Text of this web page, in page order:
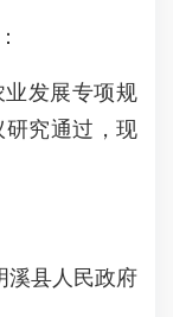
发展专项规
究通过，现
溪县人民政府